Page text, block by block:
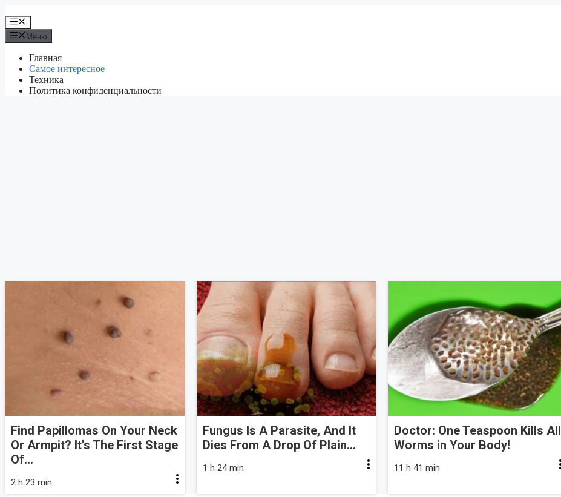
к
содержимому
Меню
Меню
Главная
Самое интересное
Техника
Политика конфиденциальности
Find Papillomas On Your Neck
Or Armpit? It's The First Stage
Of...
2 h 23 min
Fungus Is A Parasite, And It
Dies From A Drop Of Plain...
1 h 24 min
Doctor: One Teaspoon Kills All
Worms in Your Body!
11 h 41 min